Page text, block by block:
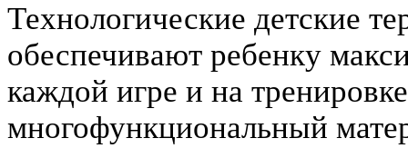
Технологические детские
обеспечивают ребенку
каждой игре и на
многофункциональный